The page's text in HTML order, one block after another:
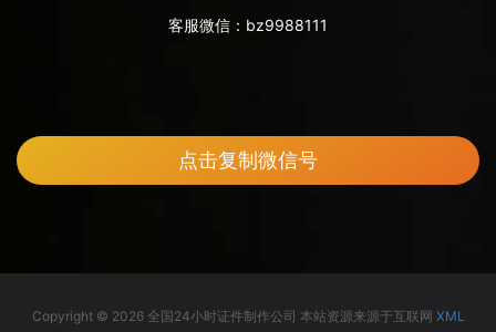
客服微信： bz9988111
点击复制微信号
Copyright © 2026 全国24小时证件制作公司 本站资源来源于互联网 XML